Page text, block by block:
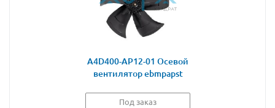
A4D400-AP12-01 Осевой
вентилятор ebmpapst
Под заказ